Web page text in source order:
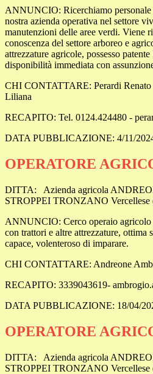
ANNUNCIO: Ricerchiamo
nostra azienda operativa nel settore
manutenzioni delle aree verdi. Viene
conoscenza del settore arboreo e
attrezzature agricole, possesso
disponibilità immediata con
CHI CONTATTARE: Perardi
Liliana
RECAPITO: Tel. 0124.424480 -
DATA PUBBLICAZIONE: 4/11/
OPERATORE
DITTA:
Azienda agricola
STROPPEI TRONZANO
ANNUNCIO: Cerco operaio agricolo
con trattori e altre attrezzature, ottima
capace, volenteroso di imparare.
CHI CONTATTARE: Andreone
RECAPITO: 3339043619-
DATA PUBBLICAZIONE: 18/04/
OPERATORE
DITTA:
Azienda agricola
STROPPEI TRONZANO